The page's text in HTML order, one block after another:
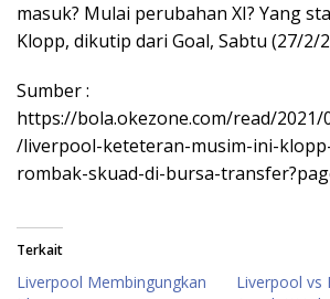
masuk? Mulai perubahan XI? Yang
Klopp, dikutip dari Goal, Sabtu (27/2/
Sumber :
https://bola.okezone.com/read/2021/
/liverpool-keteteran-musim-ini-
rombak-skuad-di-bursa-
Terkait
Liverpool Membingungkan
Liverpool vs